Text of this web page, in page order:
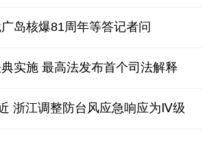
岛核爆81周年等答记者问
实施 最高法发布首个司法解释
浙江调整防台风应急响应为Ⅳ级